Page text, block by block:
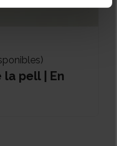
pell | En